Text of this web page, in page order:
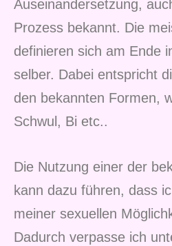
Auseinandersetzung,
Prozess bekannt. Die
definieren sich am Ende
selber. Dabei entspricht
den bekannten Formen,
Schwul, Bi etc..
Die Nutzung einer der
kann dazu führen, dass
meiner sexuellen
Dadurch verpasse ich